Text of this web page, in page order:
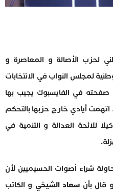
لحزب الأصالة و المعاصرة و
لمجلس النواب في الانتخابات
اتهمت أيادي خارج حزبها بالتحكم
للائحة العدالة و التنمية في
شراء أصوات الحسيميين لأن
قال بأن سعاد الشيخي و الكاتب